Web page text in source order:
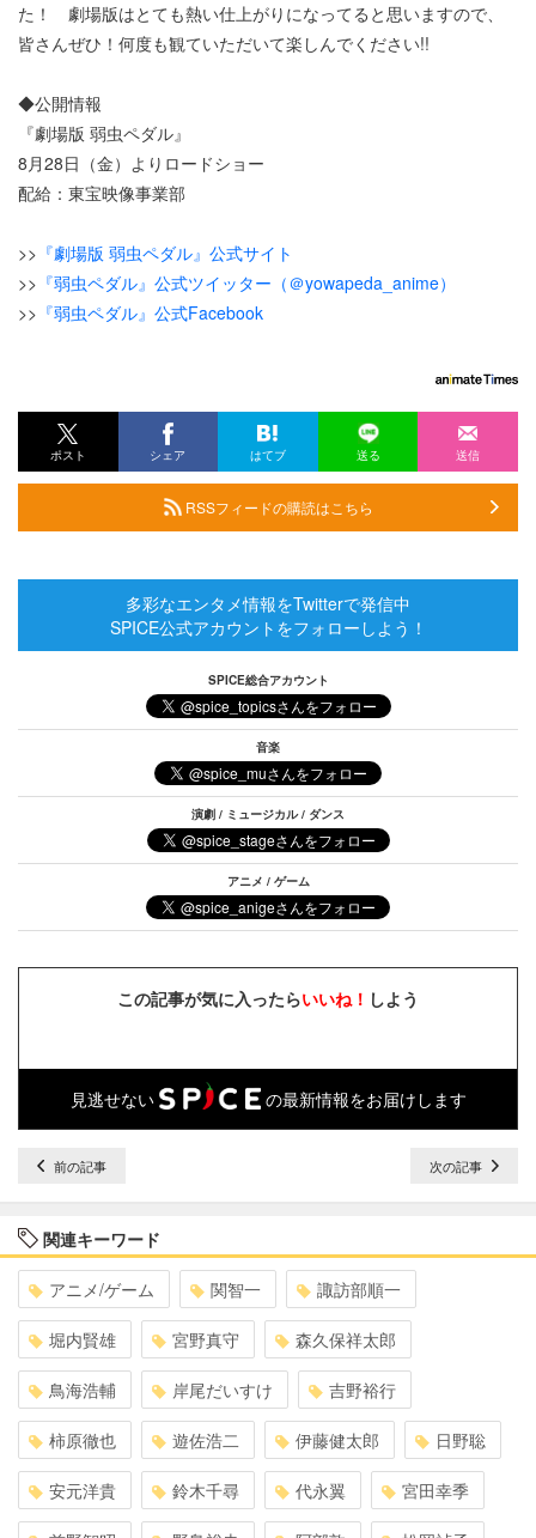
た！ 劇場版はとても熱い仕上がりになってると思いますので、
皆さんぜひ！何度も観ていただいて楽しんでください!!
◆公開情報
『劇場版 弱虫ペダル』
8月28日（金）よりロードショー
配給：東宝映像事業部
>> 『劇場版 弱虫ペダル』公式サイト
>> 『弱虫ペダル』公式ツイッター（＠yowapeda_anime）
>> 『弱虫ペダル』公式Facebook
ポスト シェア はてブ 送る 送信
RSSフィードの購読はこちら
多彩なエンタメ情報をTwitterで発信中
SPICE公式アカウントをフォローしよう！
SPICE総合アカウント
音楽
演劇 / ミュージカル / ダンス
アニメ / ゲーム
この記事が気に入ったらいいね！ しよう
見逃せない の最新情報をお届けします
前の記事 次の記事
関連キーワード
アニメ/ゲーム 関智一 諏訪部順一
堀内賢雄 宮野真守 森久保祥太郎
鳥海浩輔 岸尾だいすけ 吉野裕行
柿原徹也 遊佐浩二 伊藤健太郎 日野聡
安元洋貴 鈴木千尋 代永翼 宮田幸季